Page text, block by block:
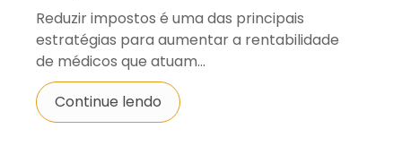
Reduzir impostos é uma das principais
estratégias para aumentar a rentabilidade
de médicos que atuam...
Continue lendo